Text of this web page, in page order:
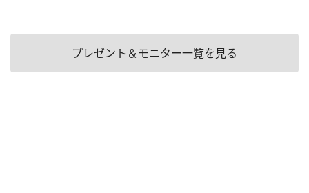
プレゼント＆モニター一覧を見る